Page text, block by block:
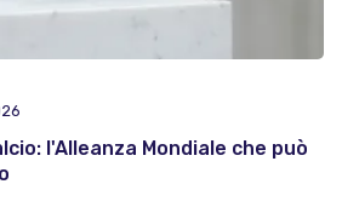
l'Alleanza Mondiale che può